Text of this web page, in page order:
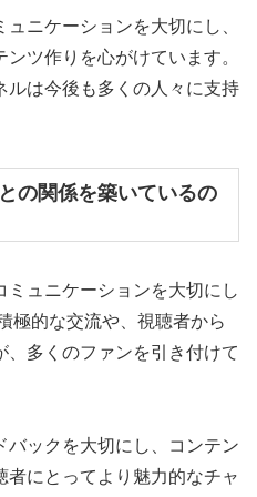
ニケーションを大切にし、
ツ作りを心がけています。
ルは今後も多くの人々に支持
の関係を築いているの
ュニケーションを大切にし
極的な交流や、視聴者から
多くのファンを引き付けて
バックを大切にし、コンテン
にとってより魅力的なチャ